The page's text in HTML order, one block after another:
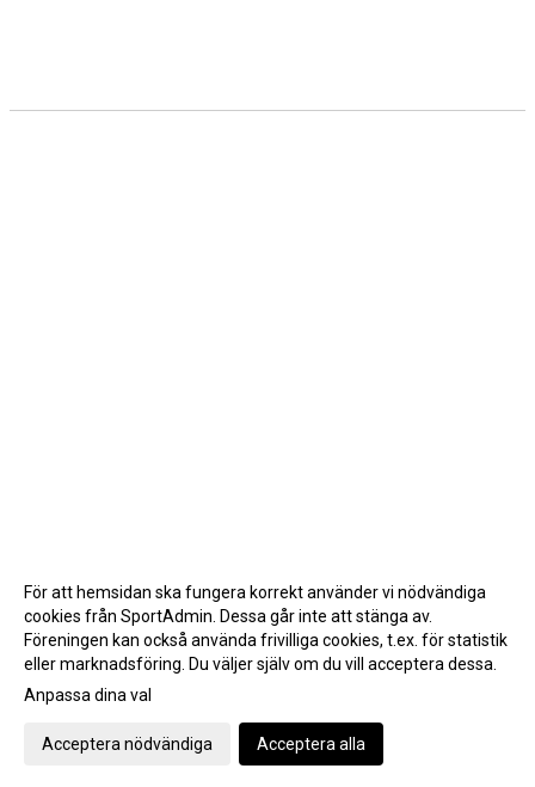
Gå till Webbversion
För att hemsidan ska fungera korrekt använder vi nödvändiga
cookies från SportAdmin. Dessa går inte att stänga av.
Föreningen kan också använda frivilliga cookies, t.ex. för statistik
eller marknadsföring. Du väljer själv om du vill acceptera dessa.
Anpassa dina val
Acceptera nödvändiga Acceptera alla